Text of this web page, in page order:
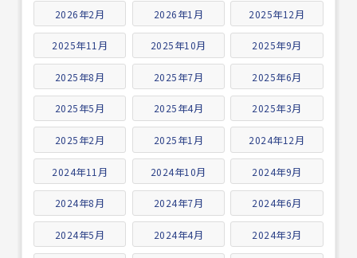
2026年2月 2026年1月 2025年12月
2025年11月 2025年10月 2025年9月
2025年8月 2025年7月 2025年6月
2025年5月 2025年4月 2025年3月
2025年2月 2025年1月 2024年12月
2024年11月 2024年10月 2024年9月
2024年8月 2024年7月 2024年6月
2024年5月 2024年4月 2024年3月